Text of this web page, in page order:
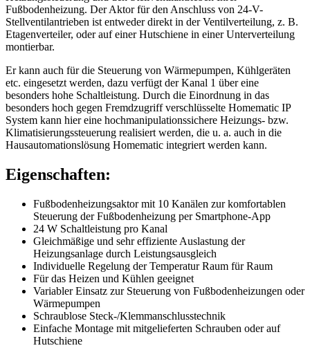
Fußbodenheizung. Der Aktor für den Anschluss von 24-V-
Stellventilantrieben ist entweder direkt in der Ventilverteilung, z. B.
Etagenverteiler, oder auf einer Hutschiene in einer Unterverteilung
montierbar.
Er kann auch für die Steuerung von Wärmepumpen, Kühlgeräten
etc. eingesetzt werden, dazu verfügt der Kanal 1 über eine
besonders hohe Schaltleistung. Durch die Einordnung in das
besonders hoch gegen Fremdzugriff verschlüsselte Homematic IP
System kann hier eine hochmanipulationssichere Heizungs- bzw.
Klimatisierungssteuerung realisiert werden, die u. a. auch in die
Hausautomationslösung Homematic integriert werden kann.
Eigenschaften:
Fußbodenheizungsaktor mit 10 Kanälen zur komfortablen
Steuerung der Fußbodenheizung per Smartphone-App
24 W Schaltleistung pro Kanal
Gleichmäßige und sehr effiziente Auslastung der
Heizungsanlage durch Leistungsausgleich
Individuelle Regelung der Temperatur Raum für Raum
Für das Heizen und Kühlen geeignet
Variabler Einsatz zur Steuerung von Fußbodenheizungen oder
Wärmepumpen
Schraublose Steck-/Klemmanschlusstechnik
Einfache Montage mit mitgelieferten Schrauben oder auf
Hutschiene